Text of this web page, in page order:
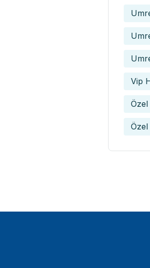
Vip
Özel